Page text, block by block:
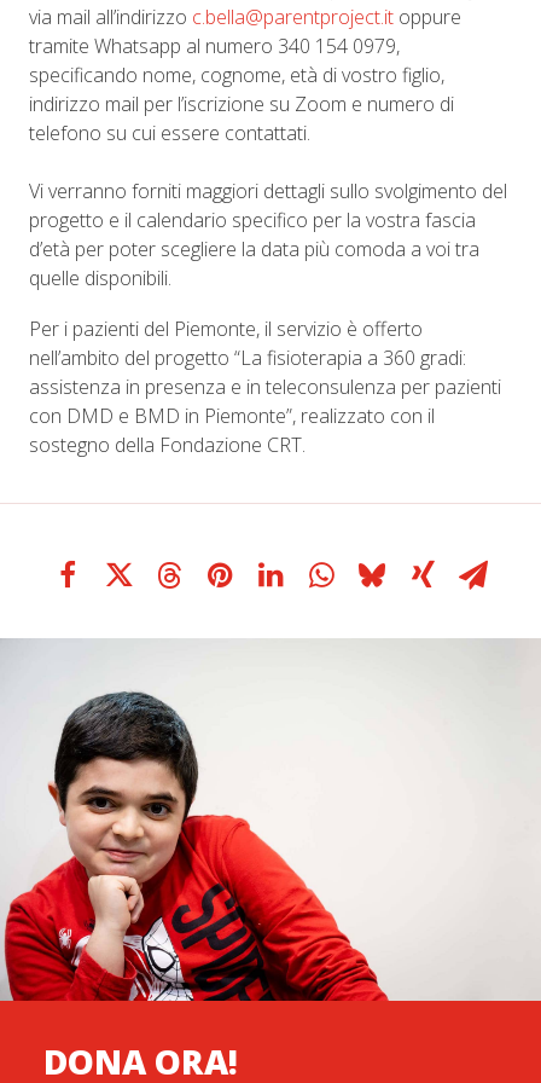
via mail all’indirizzo c.bella@parentproject.it oppure
tramite Whatsapp al numero 340 154 0979,
specificando nome, cognome, età di vostro figlio,
indirizzo mail per l’iscrizione su Zoom e numero di
telefono su cui essere contattati.
Vi verranno forniti maggiori dettagli sullo svolgimento del
progetto e il calendario specifico per la vostra fascia
d’età per poter scegliere la data più comoda a voi tra
quelle disponibili.
Per i pazienti del Piemonte, il servizio è offerto
nell’ambito del progetto “La fisioterapia a 360 gradi:
assistenza in presenza e in teleconsulenza per pazienti
con DMD e BMD in Piemonte”, realizzato con il
sostegno della Fondazione CRT.
DONA ORA!